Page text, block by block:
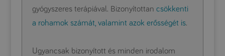
gyógyszeres terápiával. Bizonyítottan csökkenti
a rohamok számát, valamint azok erősségét is.
Ugyancsak bizonyított és minden irodalom